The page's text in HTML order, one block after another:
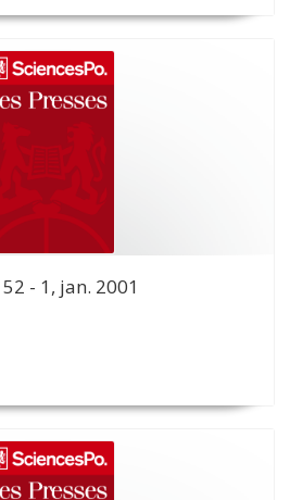
- 1, jan. 2001